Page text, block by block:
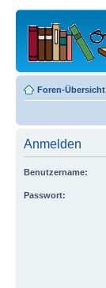
Foren-Übersicht
Anmelden
Benutzername:
Passwort: